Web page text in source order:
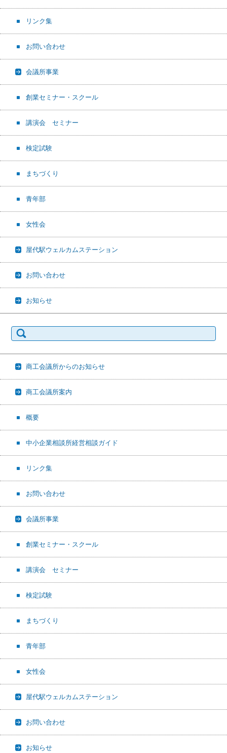
リンク集
お問い合わせ
会議所事業
創業セミナー・スクール
講演会 セミナー
検定試験
まちづくり
青年部
女性会
屋代駅ウェルカムステーション
お問い合わせ
お知らせ
索:
商工会議所からのお知らせ
商工会議所案内
概要
中小企業相談所経営相談ガイド
リンク集
お問い合わせ
会議所事業
創業セミナー・スクール
講演会 セミナー
検定試験
まちづくり
青年部
女性会
屋代駅ウェルカムステーション
お問い合わせ
お知らせ